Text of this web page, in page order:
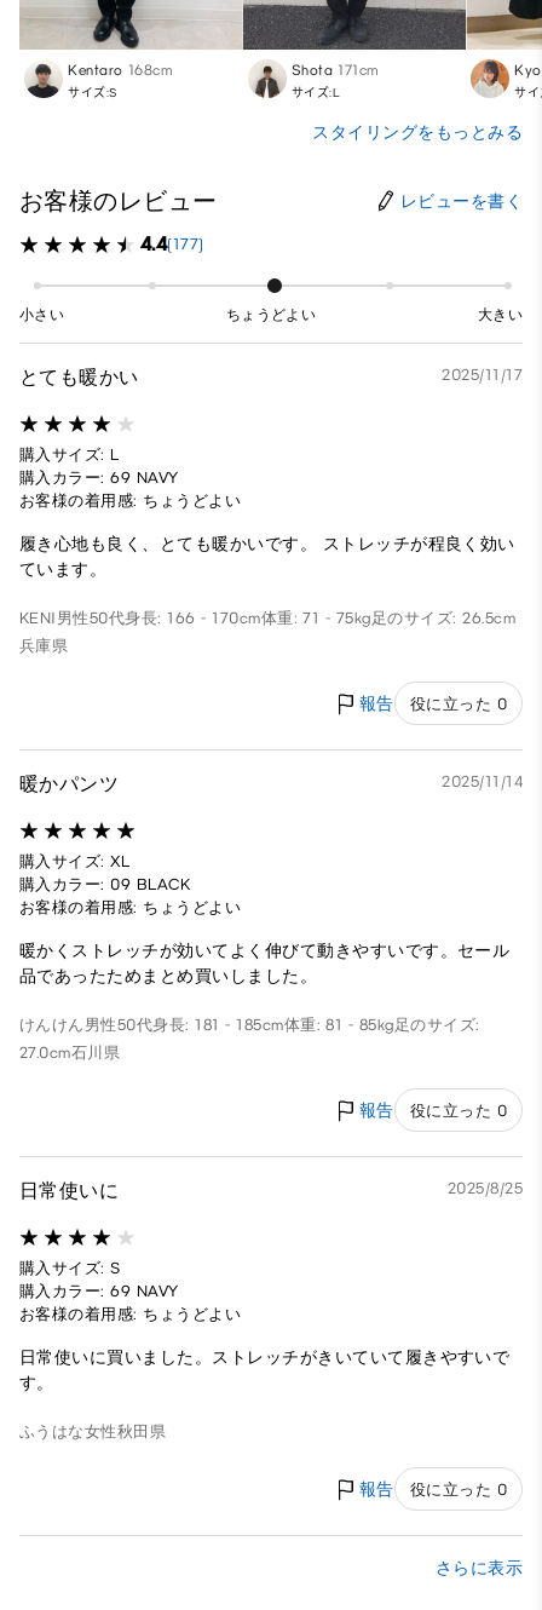
Kentaro 168cm
サイズ:S
Shota 171cm
サイズ:L サイ
スタイリングをもっとみる
お客様のレビュー レビューを書く
4.4(177)
小さい ちょうどよい 大きい
とても暖かい 2025/11/17
購入サイズ: L
購入カラー: 69 NAVY
お客様の着用感: ちょうどよい
履き心地も良く、とても暖かいです。 ストレッチが程良く効い
ています。
KENI 男性50代身長: 166 - 170cm体重: 71 - 75kg足のサイズ: 26.5cm
兵庫県
報告 役に立った 0
暖かパンツ 2025/11/14
購入サイズ: XL
購入カラー: 09 BLACK
お客様の着用感: ちょうどよい
暖かくストレッチが効いてよく伸びて動きやすいです。セール
品であったためまとめ買いしました。
けんけん 男性50代身長: 181 - 185cm体重: 81 - 85kg足のサイズ:
27.0cm石川県
報告 役に立った 0
日常使いに 2025/8/25
購入サイズ: S
購入カラー: 69 NAVY
お客様の着用感: ちょうどよい
日常使いに買いました。ストレッチがきいていて履きやすいで
す。
ふうはな女性秋田県
報告 役に立った 0
さらに表示